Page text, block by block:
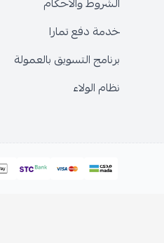
خدمة دفع تمارا
برنامج التسويق بالعمولة
نظام الولاء